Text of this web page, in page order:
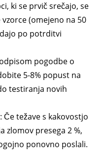
ki se prvič srečajo, se
(omejeno na 50
po potrditvi
pogodbe o
5-8% popust na
testiranja novih
težave s kakovostjo
zlomov presega 2 %,
ponovno poslali.